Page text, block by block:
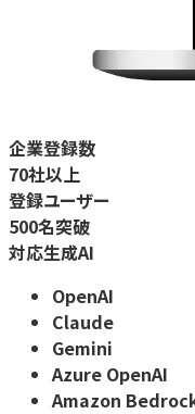
企業登録数
70社以上
登録ユーザー
500名突破
対応生成AI
OpenAI
Claude
Gemini
Azure OpenAI
Amazon